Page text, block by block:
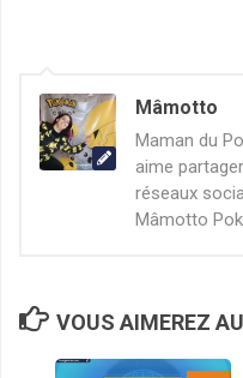
Mâmotto
Maman du
aime
réseaux
Mâmotto
VOUS AIMEREZ